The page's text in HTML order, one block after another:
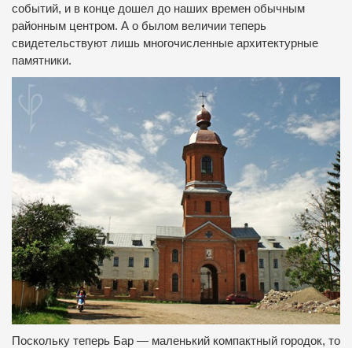
событий, и в конце дошел до наших времен обычным
районным центром. А о былом величии теперь
свидетельствуют лишь многочисленные архитектурные
памятники.
Поскольку теперь Бар — маленький компактный городок, то